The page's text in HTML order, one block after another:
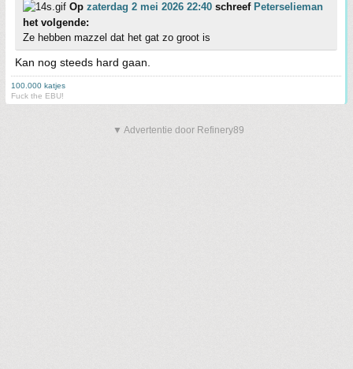
Op zaterdag 2 mei 2026 22:40 schreef Peterselieman
het volgende:
Ze hebben mazzel dat het gat zo groot is
Kan nog steeds hard gaan.
100.000 katjes
Fuck the EBU!
▼ Advertentie door Refinery89